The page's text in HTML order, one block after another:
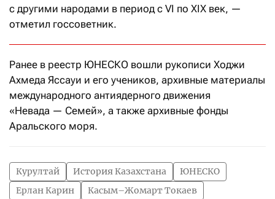
с другими народами в период с VI по XIX век, —
отметил госсоветник.
Ранее в реестр ЮНЕСКО вошли рукописи Ходжи
Ахмеда Яссауи и его учеников, архивные материалы
международного антиядерного движения
«Невада — Семей», а также архивные фонды
Аральского моря.
Курултай История Казахстана
ЮНЕСКО
Ерлан Карин
Касым–Жомарт Токаев